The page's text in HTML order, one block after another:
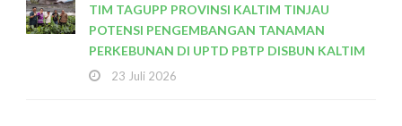
TIM TAGUPP PROVINSI KALTIM TINJAU
POTENSI PENGEMBANGAN TANAMAN
PERKEBUNAN DI UPTD PBTP DISBUN KALTIM
23 Juli 2026